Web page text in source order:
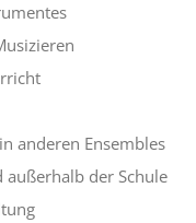
anderen Ensembles
außerhalb der Schule